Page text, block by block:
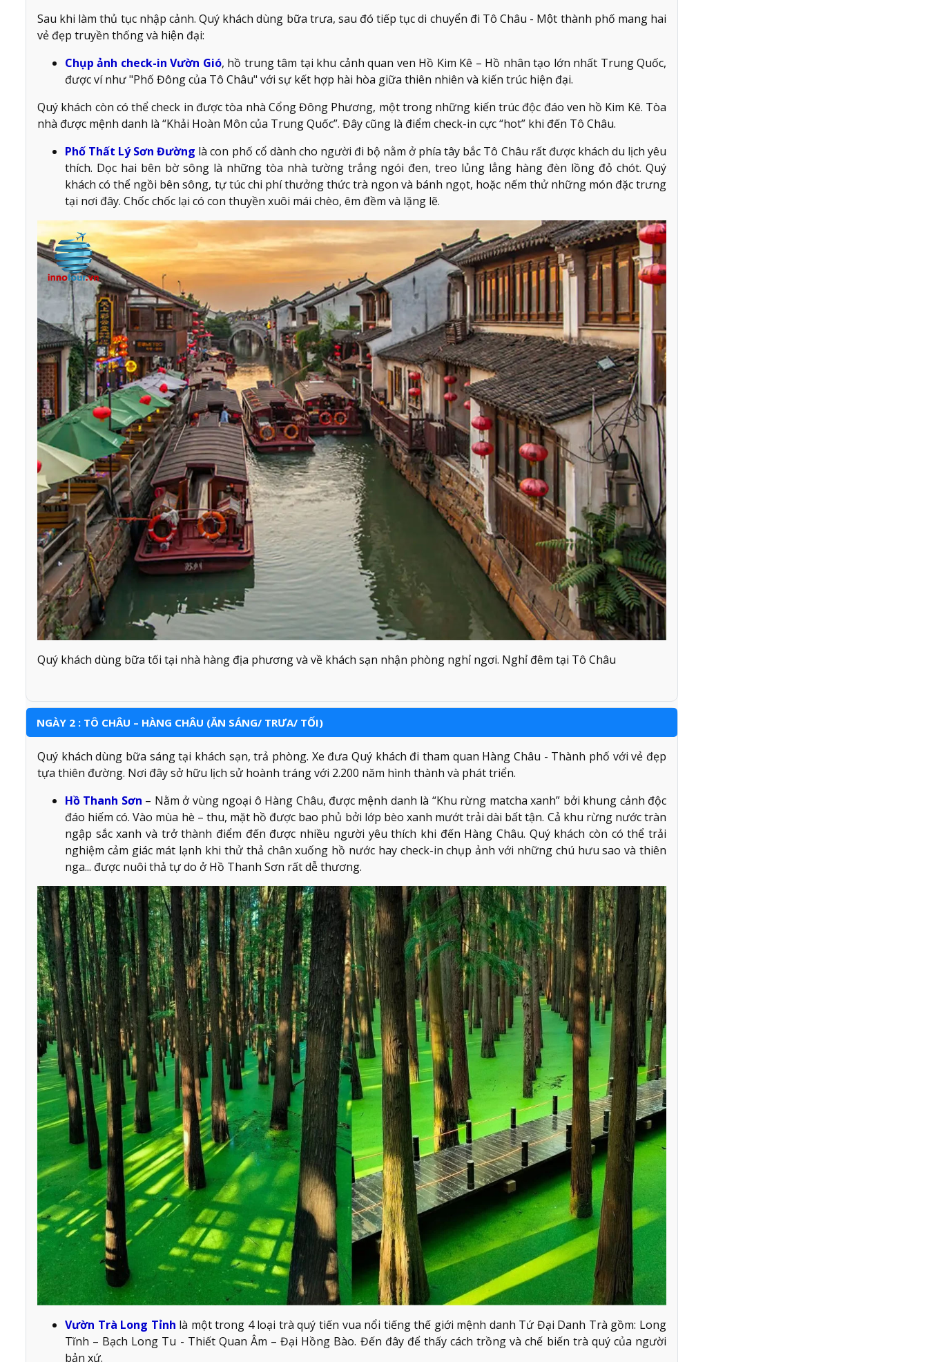
Sau khi làm thủ tục nhập cảnh. Quý khách dùng bữa trưa, sau đó tiếp tục di chuyển đi Tô Châu - Một thành phố mang hai
vẻ đẹp truyền thống và hiện đại:
Chụp ảnh check-in Vườn Gió, hồ trung tâm tại khu cảnh quan ven Hồ Kim Kê – Hồ nhân tạo lớn nhất Trung Quốc,
được ví như "Phố Đông của Tô Châu" với sự kết hợp hài hòa giữa thiên nhiên và kiến trúc hiện đại.
Quý khách còn có thể check in được tòa nhà Cổng Đông Phương, một trong những kiến trúc độc đáo ven hồ Kim Kê. Tòa
nhà được mệnh danh là “Khải Hoàn Môn của Trung Quốc”. Đây cũng là điểm check-in cực “hot” khi đến Tô Châu.
Phố Thất Lý Sơn Đường là con phố cổ dành cho người đi bộ nằm ở phía tây bắc Tô Châu rất được khách du lịch yêu
thích. Dọc hai bên bờ sông là những tòa nhà tường trắng ngói đen, treo lủng lẳng hàng đèn lồng đỏ chót. Quý
khách có thể ngồi bên sông, tự túc chi phí thưởng thức trà ngon và bánh ngọt, hoặc nếm thử những món đặc trưng
tại nơi đây. Chốc chốc lại có con thuyền xuôi mái chèo, êm đềm và lặng lẽ.
Quý khách dùng bữa tối tại nhà hàng địa phương và về khách sạn nhận phòng nghỉ ngơi. Nghỉ đêm tại Tô Châu
NGÀY 2 : TÔ CHÂU – HÀNG CHÂU (ĂN SÁNG/ TRƯA/ TỐI)
Quý khách dùng bữa sáng tại khách sạn, trả phòng. Xe đưa Quý khách đi tham quan Hàng Châu - Thành phố với vẻ đẹp
tựa thiên đường. Nơi đây sở hữu lịch sử hoành tráng với 2.200 năm hình thành và phát triển.
Hồ Thanh Sơn – Nằm ở vùng ngoại ô Hàng Châu, được mệnh danh là “Khu rừng matcha xanh” bởi khung cảnh độc
đáo hiếm có. Vào mùa hè – thu, mặt hồ được bao phủ bởi lớp bèo xanh mướt trải dài bất tận. Cả khu rừng nước tràn
ngập sắc xanh và trở thành điểm đến được nhiều người yêu thích khi đến Hàng Châu. Quý khách còn có thể trải
nghiệm cảm giác mát lạnh khi thử thả chân xuống hồ nước hay check-in chụp ảnh với những chú hưu sao và thiên
nga... được nuôi thả tự do ở Hồ Thanh Sơn rất dễ thương.
Vườn Trà Long Tỉnh là một trong 4 loại trà quý tiến vua nổi tiếng thế giới mệnh danh Tứ Đại Danh Trà gồm: Long
Tĩnh – Bạch Long Tu - Thiết Quan Âm – Đại Hồng Bào. Đến đây để thấy cách trồng và chế biến trà quý của người
bản xứ.